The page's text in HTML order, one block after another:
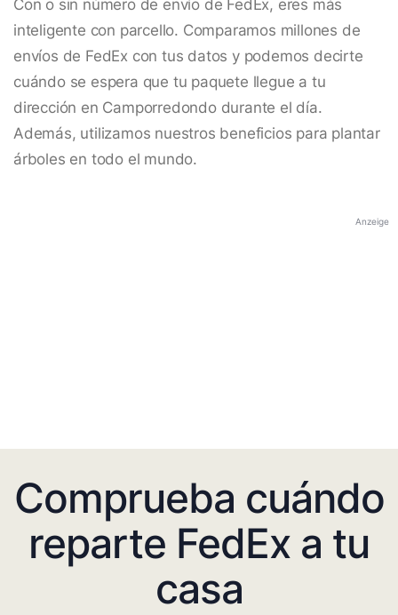
Con o sin número de envío de FedEx, eres más
inteligente con parcello. Comparamos millones de
envíos de FedEx con tus datos y podemos decirte
cuándo se espera que tu paquete llegue a tu
dirección en Camporredondo durante el día.
Además, utilizamos nuestros beneficios para plantar
árboles en todo el mundo.
Anzeige
Comprueba cuándo
reparte FedEx a tu
casa